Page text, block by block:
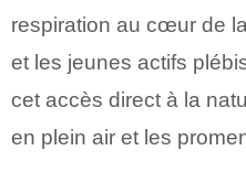
respiration au cœur de
et les jeunes actifs
cet accès direct à la
en plein air et les